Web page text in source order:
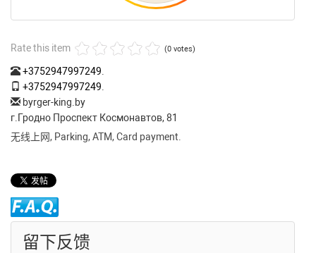
Rate this item (0 votes)
+3752947997249
+3752947997249
byrger-king.by
г.Гродно Проспект Космонавтов, 81
无线上网, Parking, ATM, Card payment.
留下反馈